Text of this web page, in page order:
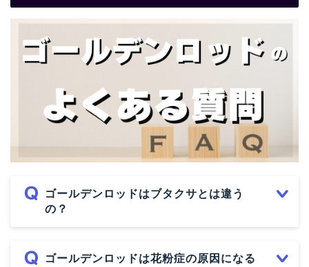
ゴールデンロッドはブタクサとは違う
の？
ゴールデンロッドは花粉症の原因になる